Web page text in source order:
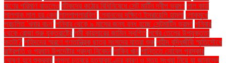
ঋণের পরিমাণ বাড়লেও র্যটকদের কঠোর বিধিনিষেধে সেন্ট মার্টিন দ্বীপ ভ্রমণ লাল কার্ড
লালশাক লাল হয় কেন লালশাপলারবিল' লেবাননের দক্ষিণে ইসরায়েলি হামলা লোকমুখে
প্রচলিত 'খনার বচন' শনিবার থেকে ৯ মাসের জন্য বন্ধ হচ্ছে সেন্টমার্টিন ভ্রমণ শনিবার
থেকে রোজা শুরু যুক্তরাষ্ট্রে শমী কায়সারের জামিন স্থগিত শর্ষের তেলের উপযুক্ততা
কতটা? শহিদদের স্মরণে গণতান্ত্রিক ছাত্র সংসদের যাত্রা শুরু শহীদ বুদ্ধিজীবী স্মৃতিসৌধে
রাষ্ট্রপতি ও প্রধান উপদেষ্টার শ্রদ্ধা নিবেদন শাকিব খান শান্তিতে নোবেল পুরস্কার
ঘোষণা হবে শুক্রবার শাপলা চত্বরে হত্যাকাণ্ডের কারণ ও মৃত্যু সংখ্যা নিয়ে যা জানালেন